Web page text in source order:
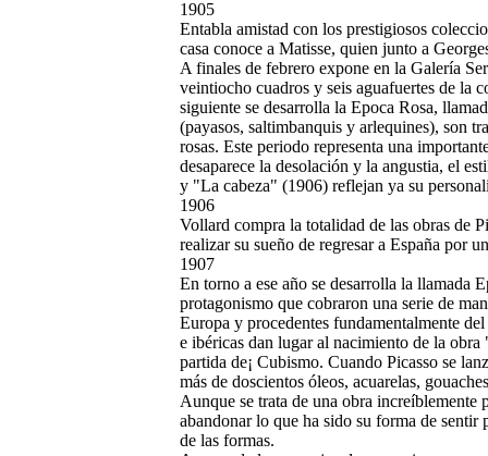
1905
Entabla amistad con los prestigiosos
casa conoce a Matisse, quien junto a
A finales de febrero expone en la Galería
veintiocho cuadros y seis aguafuertes de la
siguiente se desarrolla la Epoca Rosa,
(payasos, saltimbanquis y arlequines), son
rosas. Este periodo representa una
desaparece la desolación y la angustia, el
y "La cabeza" (1906) reflejan ya su
1906
Vollard compra la totalidad de las obras de
realizar su sueño de regresar a España por
1907
En torno a ese año se desarrolla la llamada
protagonismo que cobraron una serie de
Europa y procedentes fundamentalmente
e ibéricas dan lugar al nacimiento de la
partida de¡ Cubismo. Cuando Picasso se
más de doscientos óleos, acuarelas,
Aunque se trata de una obra
abandonar lo que ha sido su forma de sentir
de las formas.